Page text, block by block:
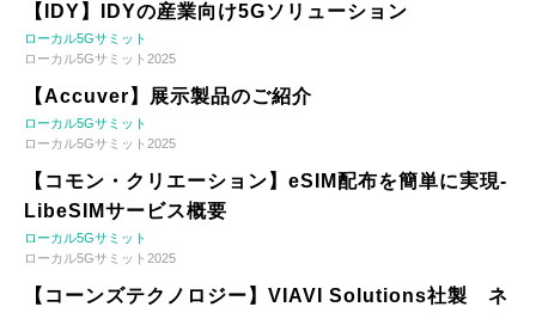
【IDY】IDYの産業向け5Gソリューション
ローカル5Gサミット
ローカル5Gサミット2025
【Accuver】展示製品のご紹介
ローカル5Gサミット
ローカル5Gサミット2025
【コモン・クリエーション】eSIM配布を簡単に実現-
LibeSIMサービス概要
ローカル5Gサミット
ローカル5Gサミット2025
【コーンズテクノロジー】VIAVI Solutions社製 ネ